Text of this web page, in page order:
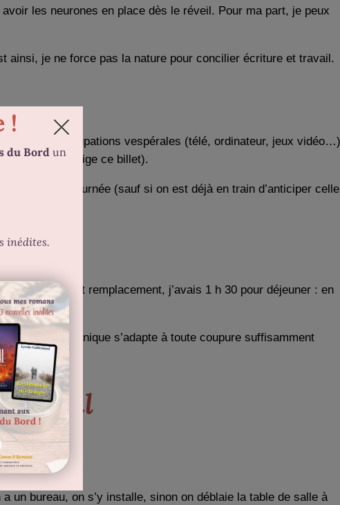
les neurones en place dès le réveil. Pour ma part, je peux
ainsi, je ne force pas la nature pour concilier écriture et travail.
à ses occupations vespérales (télé, ordinateur, jeux
où je rédige ce billet).
faire dans la journée (sauf si on est déjà en train d’anticiper celle
mon précédent remplacement, j’avais 1 h 30 pour déjeuner : en
rien
! La technique s’adapte à toute coupure suffisamment
travail
a un bureau, on s’y installe, sinon on déblaie la table de salle à